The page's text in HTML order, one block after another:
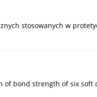
stosowanych w
of bond strength of six